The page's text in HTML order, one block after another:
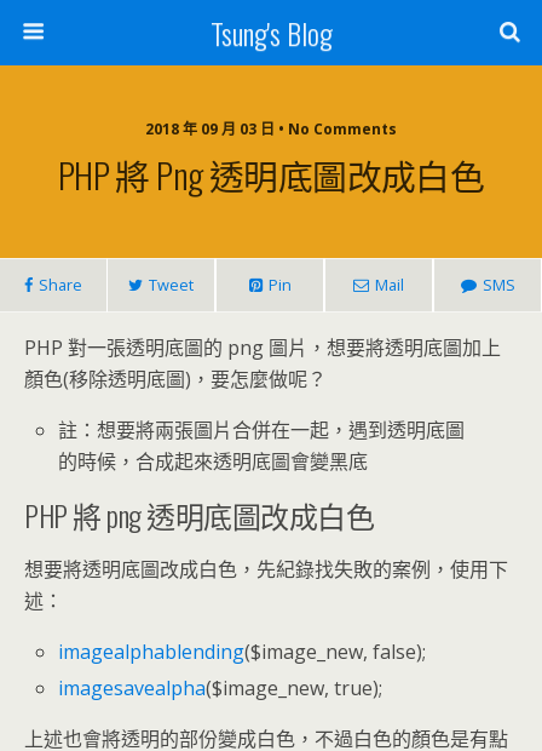
Tsung's Blog
2018 年 09 月 03 日 • No Comments
PHP 將 Png 透明底圖改成白色
Share Tweet Pin Mail SMS
PHP 對一張透明底圖的 png 圖片，想要將透明底圖加上
顏色(移除透明底圖)，要怎麼做呢？
註：想要將兩張圖片合併在一起，遇到透明底圖
的時候，合成起來透明底圖會變黑底
PHP 將 png 透明底圖改成白色
想要將透明底圖改成白色，先紀錄找失敗的案例，使用下
述：
imagealphablending($image_new, false);
imagesavealpha($image_new, true);
上述也會將透明的部份變成白色，不過白色的顏色是有點